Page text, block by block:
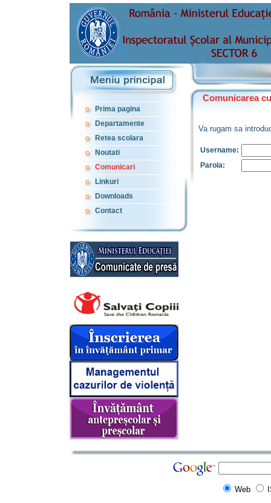
Prima pagina
Departamente
Retea scolara
Noutati
Comunicari
Linkuri
Downloads
Contact
Comunicarea cu
Va rugam sa
Username:
Parola:
Web